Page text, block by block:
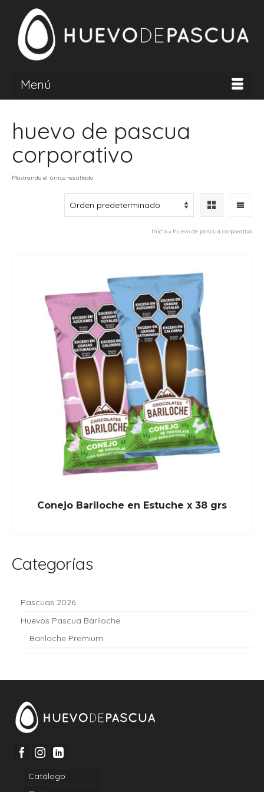
Menú
huevo de pascua
corporativo
Mostrando el único resultado
Inicio » huevo de pascua corporativo
Conejo Bariloche en Estuche x 38 grs
Categorías
Pascuas 2026
Huevos Pascua Bariloche
Bariloche Premium
Catálogo